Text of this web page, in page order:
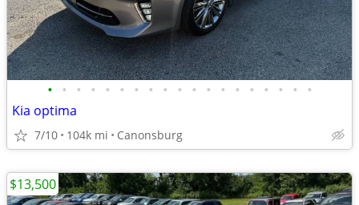
• • • • • • • • • • • • • • • • • • •
Kia optima
7/10 104k mi Canonsburg
$13,500